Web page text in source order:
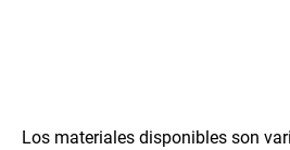
Los materiales disponibles son